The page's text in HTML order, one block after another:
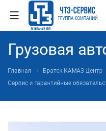
Грузовая
Главная
Братск КАМАЗ Центр
Сервис и гарантийные